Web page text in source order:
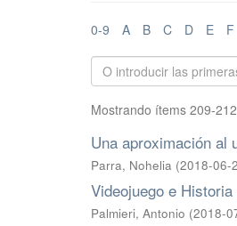
0-9 A B C D E F
Mostrando ítems 209-
Una aproximación al
Parra, Nohelia (2018-06-
Videojuego e
Palmieri, Antonio (2018-